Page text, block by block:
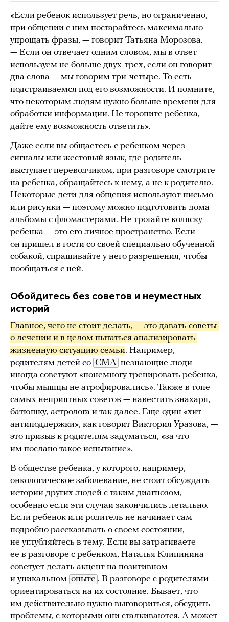
«Если ребенок использует речь, но ограниченно,
при общении с ним постарайтесь максимально
упрощать фразы, — говорит Татьяна Морозова.
— Если он отвечает одним словом, мы в ответ
используем не больше двух-трех, если он говорит
два слова — мы говорим три-четыре. То есть
подстраиваемся под его возможности. И помните,
что некоторым людям нужно больше времени для
обработки информации. Не торопите ребенка,
дайте ему возможность ответить».
Даже если вы общаетесь с ребенком через
сигналы или жестовый язык, где родитель
выступает переводчиком, при разговоре смотрите
на ребенка, обращайтесь к нему, а не к родителю.
Некоторые дети для общения используют письмо
или рисунки — поэтому можно подготовить дома
альбомы с фломастерами. Не трогайте коляску
ребенка — это его личное пространство. Если
он пришел в гости со своей специально обученной
собакой, спрашивайте у него разрешения, чтобы
пообщаться с ней.
Обойдитесь без советов и неуместных
историй
Главное, чего не стоит делать, — это давать советы
о лечении и в целом пытаться анализировать
жизненную ситуацию семьи. Например,
родителям детей со СМА незнающие люди
иногда советуют «понемногу тренировать ребенка,
чтобы мышцы не атрофировались». Также в топе
самых неприятных советов — навестить знахаря,
батюшку, астролога и так далее. Еще один «хит
антиподдержки», как говорит Виктория Уразова, —
это призыв к родителям задуматься, «за что
им послано такое испытание».
В обществе ребенка, у которого, например,
онкологическое заболевание, не стоит обсуждать
истории других людей с таким диагнозом,
особенно если эти случаи закончились летально.
Если ребенок или родитель не начинает сам
подробно рассказывать о своем состоянии,
не углубляйтесь в тему. Если вы затрагиваете
ее в разговоре с ребенком, Наталья Клипинина
советует делать акцент на позитивном
и уникальном опыте . В разговоре с родителями —
ориентироваться на их состояние. Бывает, что
им действительно нужно выговориться, обсудить
проблемы, с которыми они сталкиваются. А может